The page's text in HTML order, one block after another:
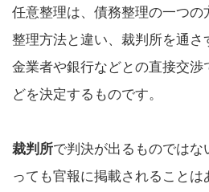
任意整理は、債務整理の一つの
整理方法と違い、裁判所を通
金業者や銀行などとの直接交渉
どを決定するものです。
裁判所で判決が出るものでは
っても官報に掲載されることは